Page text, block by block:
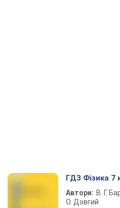
ГДЗ Фізика 7
Автори: В. Г.
О. Довгий